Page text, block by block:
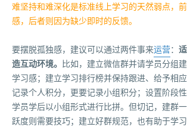
难坚持和难深化是标准线上学习的天然弱点，
感，后者则因为缺少即时的反馈。
要摆脱孤独感，建议可以通过两件事来运营 ：
造互动环境。
比如，建立微信群并请学员分组
学习感；建立学习排行榜并保持跟进、给予相
记录个人积分，更要记录小组积分；设置阶段
学员学后以小组形式进行比拼。但切记，建群
跃度则需要技巧；建立好群规范，也有助于学